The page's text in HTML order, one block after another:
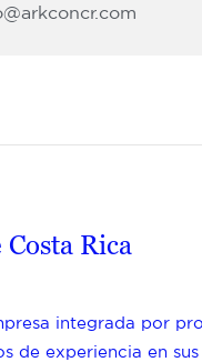
Rica
integrada por
de experiencia en sus